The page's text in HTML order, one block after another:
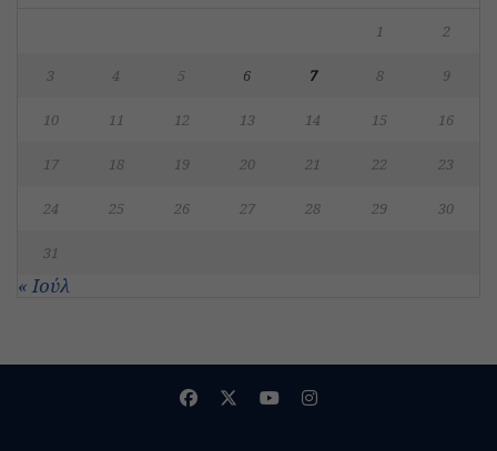
1 2
3 4 5 6 7 8 9
10 11 12 13 14 15 16
17 18 19 20 21 22 23
24 25 26 27 28 29 30
31
« Ιούλ